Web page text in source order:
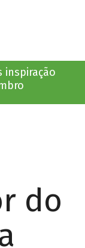
inspiração
do